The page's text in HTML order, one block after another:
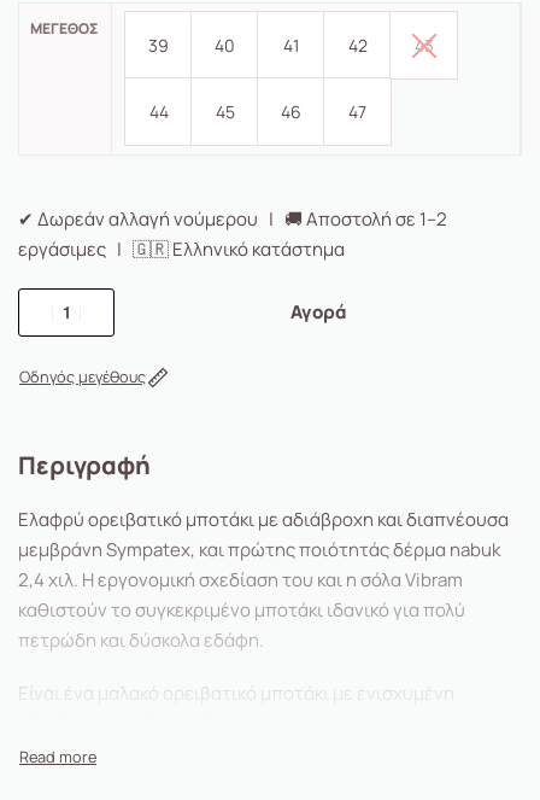
ΜΈΓΕΘΟΣ
39 40 41 42 43
44 45 46 47
✔ Δωρεάν αλλαγή νούμερου | 🚚 Αποστολή σε 1–2
εργάσιμες | 🇬🇷 Ελληνικό κατάστημα
Αγορά
Οδηγός μεγέθους
Περιγραφή
Ελαφρύ ορειβατικό μποτάκι με αδιάβροχη και διαπνέουσα
μεμβράνη Sympatex, και πρώτης ποιότητάς δέρμα nabuk
2,4 χιλ. Η εργονομική σχεδίαση του και η σόλα Vibram
καθιστούν το συγκεκριμένο μποτάκι ιδανικό για πολύ
πετρώδη και δύσκολα εδάφη.
Είναι ένα μαλακό ορειβατικό μποτάκι με ενισχυμένη
δέρμα nabuk 2,4 χιλ. Η εργονομική σχεδίαση του με την